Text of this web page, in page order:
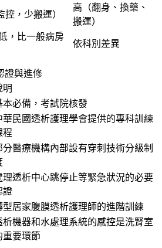
控，少搬運）
高（翻身、換藥、
搬運）
，比一般病房
依科別差異
證與進修
明
本必備，考試院核發
華民國透析護理學會提供的專科訓練
程
分醫療機構內部設有穿刺技術分級制
理透析中心跳停止等緊急狀況的必要
證
型居家腹膜透析護理師的進階訓練
析機器和水處理系統的感控是洗腎室
重要環節